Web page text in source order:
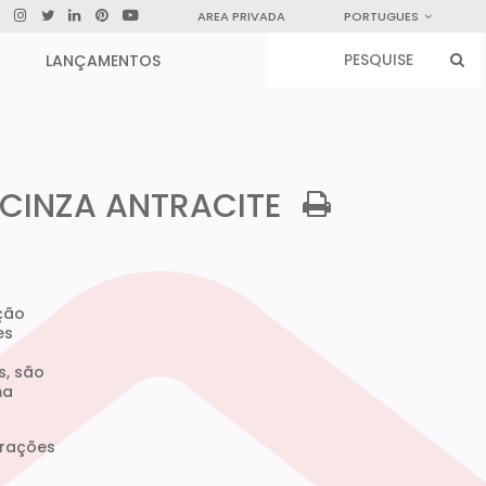
AREA PRIVADA PORTUGUES
LANÇAMENTOS
ANTRACITE
são